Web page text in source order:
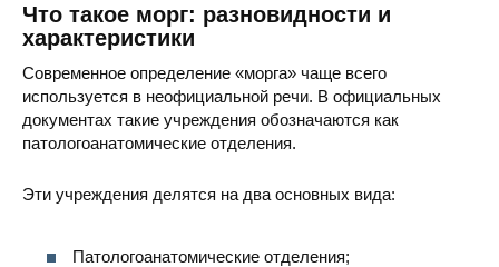
Что такое морг: разновидности и
характеристики
Современное определение «морга» чаще всего
используется в неофициальной речи. В официальных
документах такие учреждения обозначаются как
патологоанатомические отделения.
Эти учреждения делятся на два основных вида:
Патологоанатомические отделения;